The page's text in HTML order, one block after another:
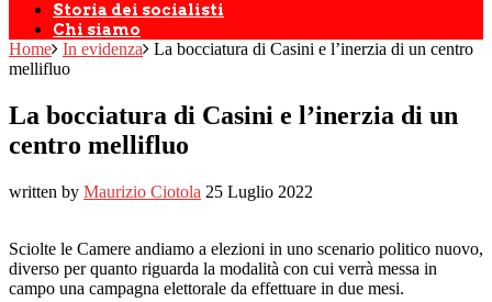
Storia dei socialisti
Chi siamo
Home In evidenza
La bocciatura di Casini e l’inerzia di un centro
mellifluo
La bocciatura di Casini e l’inerzia di un
centro mellifluo
written by Maurizio Ciotola 25 Luglio 2022
Sciolte le Camere andiamo a elezioni in uno scenario politico nuovo,
diverso per quanto riguarda la modalità con cui verrà messa in
campo una campagna elettorale da effettuare in due mesi.